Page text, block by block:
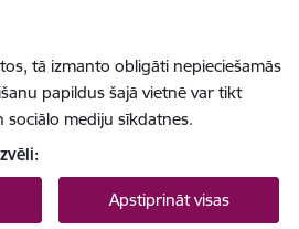
tā izmanto obligāti nepieciešamās
papildus šajā vietnē var tikt
mediju sīkdatnes.
Apstiprināt visas